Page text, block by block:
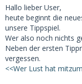
Hallo lieber User,
heute beginnt die
unsere Tippspiel.
Wer also noch nichts
Neben der ersten
vergessen.
<<Wer Lust hat